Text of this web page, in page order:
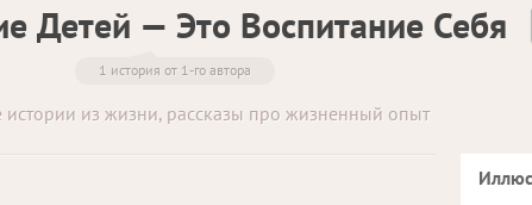
Детей — Это Воспитание Себя
1 история от 1-го автора
истории из жизни, рассказы про жизненный опыт